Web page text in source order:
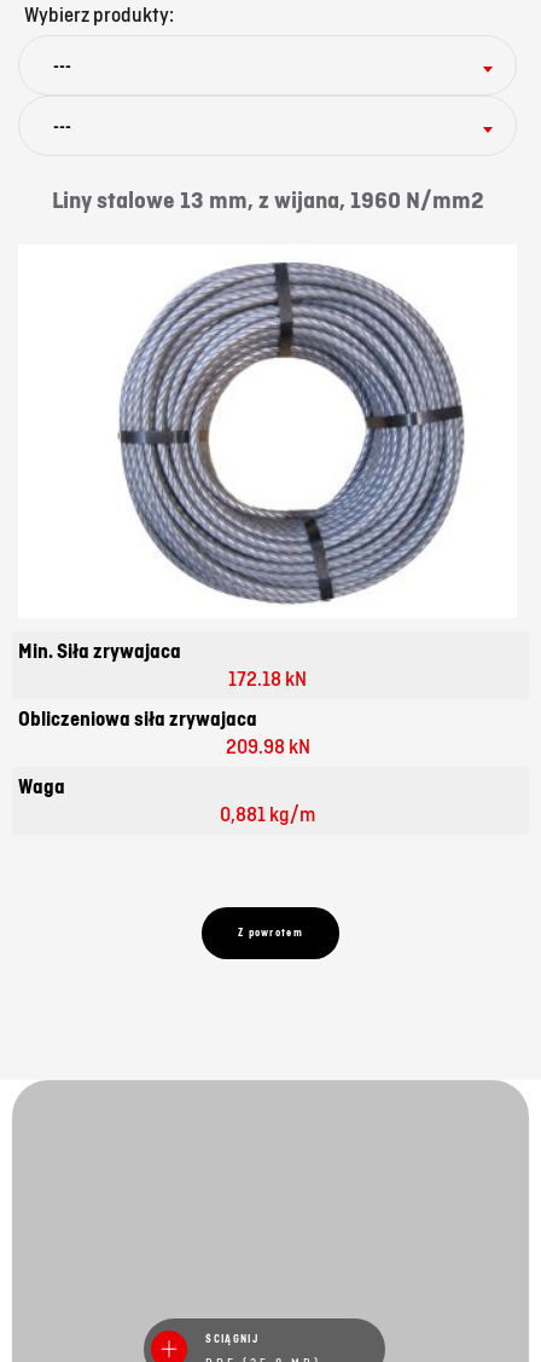
Wybierz produkty:
---
---
Liny stalowe 13 mm, z wijana, 1960 N/mm2
Min. Siła zrywajaca
172.18 kN
Obliczeniowa siła zrywajaca
209.98 kN
Waga
0,881 kg/m
Z powrotem
ŚCIĄGNIJ